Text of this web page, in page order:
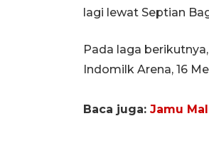
lagi lewat Septian
Pada laga
Indomilk Arena, 16
Baca juga: Jamu